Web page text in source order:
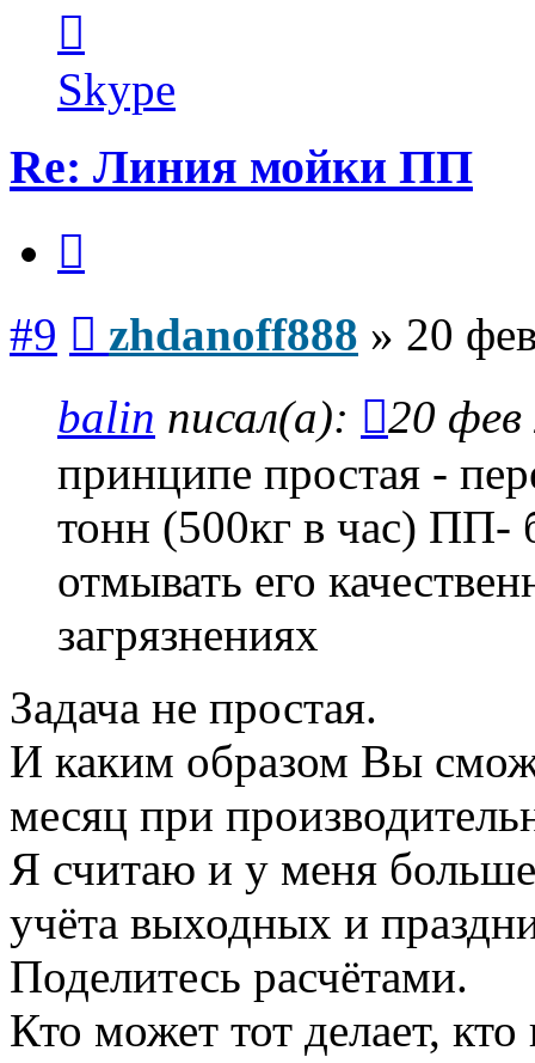
пользователя
zhdanoff888
Skype
Re: Линия мойки ПП
#9 zhdanoff888 » 20
balin писал(а):
20 фев
принципе простая -
тонн (500кг в час) ПП-
отмывать его
загрязнениях
Задача не простая.
И каким образом Вы
месяц при
Я считаю и у меня
учёта выходных и
Поделитесь расчётами.
Кто может тот делает,